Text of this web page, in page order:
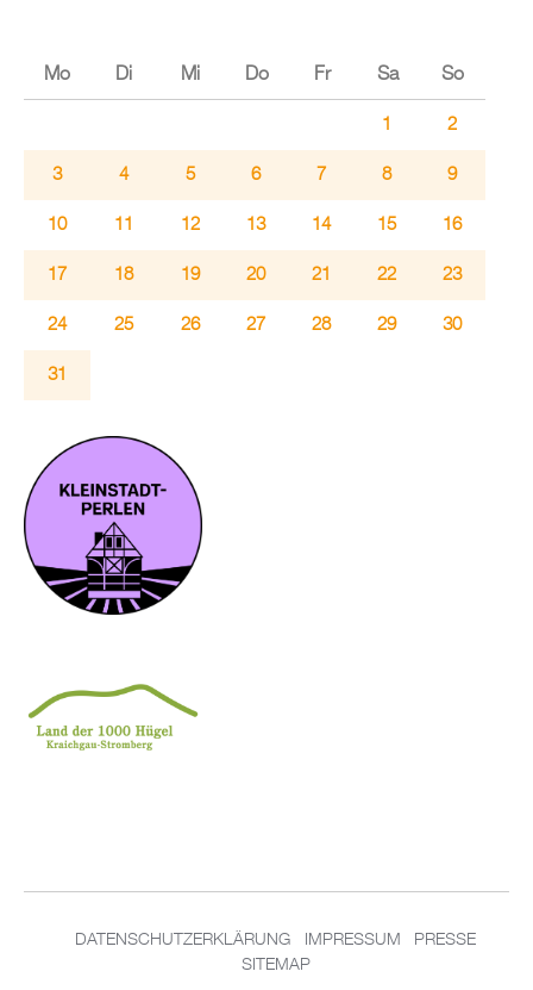
Mo Di Mi Do Fr Sa So
1 2
3 4 5 6 7 8 9
10 11 12 13 14 15 16
17 18 19 20 21 22 23
24 25 26 27 28 29 30
31
DA­TEN­SCHUT­Z­ER­KLÄ­RUNG IM­PRES­SUM
PRES­SE
SITEMAP